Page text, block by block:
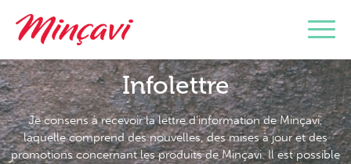
Infolettre
Je consens à recevoir la lettre d’information de Minçavi,
laquelle comprend des nouvelles, des mises à jour et des
promotions concernant les produits de Minçavi. Il est possible